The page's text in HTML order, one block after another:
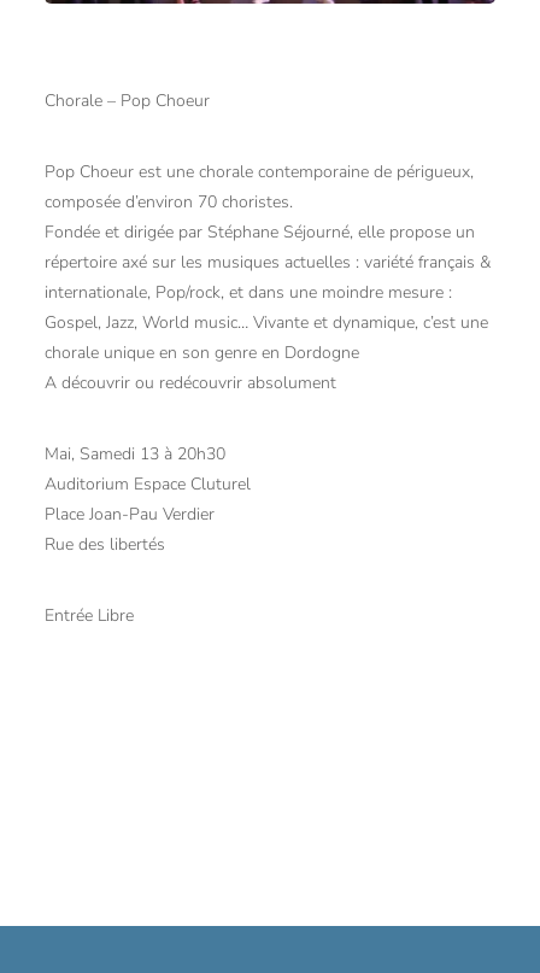
Chorale – Pop Choeur
Pop Choeur est une chorale contemporaine de périgueux,
composée d’environ 70 choristes.
Fondée et dirigée par Stéphane Séjourné, elle propose un
répertoire axé sur les musiques actuelles : variété français &
internationale, Pop/rock, et dans une moindre mesure :
Gospel, Jazz, World music… Vivante et dynamique, c’est une
chorale unique en son genre en Dordogne
A découvrir ou redécouvrir absolument
Mai, Samedi 13 à 20h30
Auditorium Espace Cluturel
Place Joan-Pau Verdier
Rue des libertés
Entrée Libre